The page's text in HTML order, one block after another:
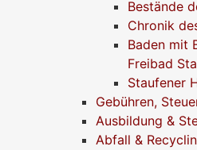
Bestände
Chronik
Baden mit
Freibad
Staufener
Gebühren,
Ausbildung &
Abfall &